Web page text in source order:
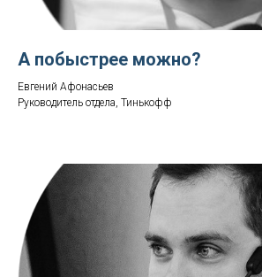
А побыстрее можно?
Евгений Афонасьев
Руководитель отдела, Тинькофф